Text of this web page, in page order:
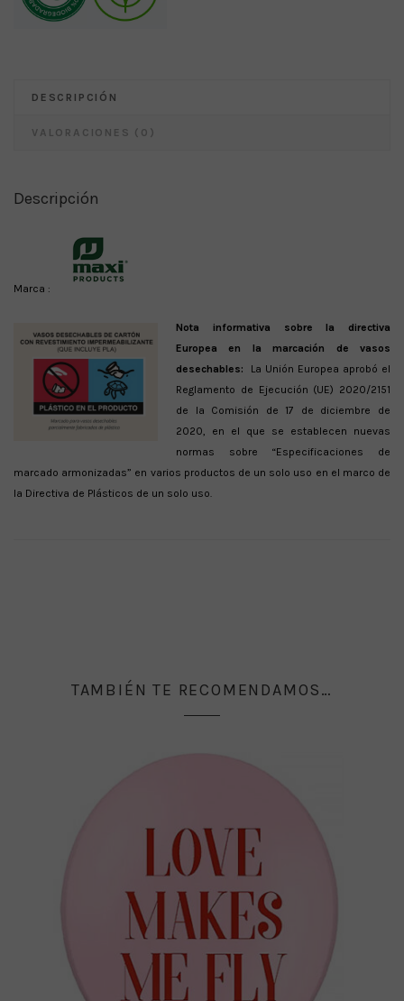
DESCRIPCIÓN
VALORACIONES (0)
Descripción
Marca :
Nota informativa sobre la directiva
Europea en la marcación de vasos
desechables: La Unión Europea aprobó el
Reglamento de Ejecución (UE) 2020/2151
de la Comisión de 17 de diciembre de
2020, en el que se establecen nuevas
normas sobre “Especificaciones de
marcado armonizadas” en varios productos de un solo uso en el marco de
la Directiva de Plásticos de un solo uso.
TAMBIÉN TE RECOMENDAMOS…